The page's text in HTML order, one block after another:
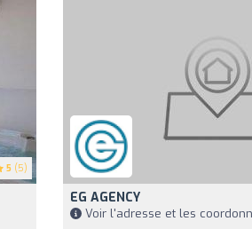
5 (5)
EG AGENCY
Voir l'adresse et les